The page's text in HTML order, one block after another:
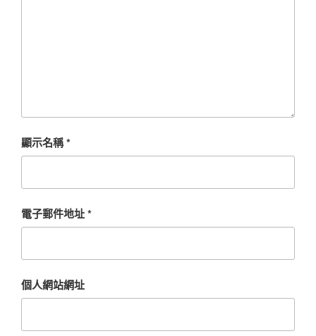
顯示名稱*
電子郵件地址*
個人網站網址